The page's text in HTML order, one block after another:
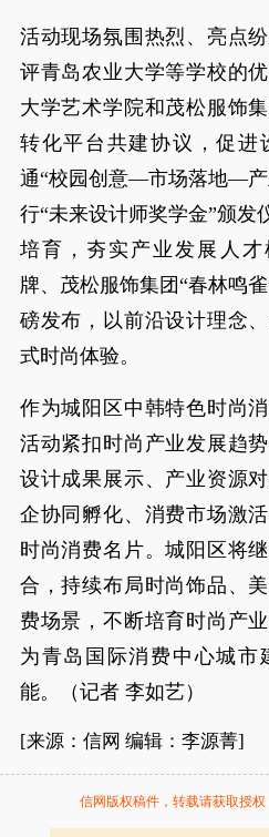
活动现场氛围热烈、亮点
评青岛农业大学等学校的
大学艺术学院和茂松服饰
转化平台共建协议，促进
通“校园创意—市场落地—产
行“未来设计师奖学金”颁发
培育，夯实产业发展人才
牌、茂松服饰集团“春林鸣
磅发布，以前沿设计理念
式时尚体验。
作为城阳区中韩特色时尚
活动紧扣时尚产业发展趋
设计成果展示、产业资源
企协同孵化、消费市场激
时尚消费名片。城阳区将
合，持续布局时尚饰品、
费场景，不断培育时尚产
为青岛国际消费中心城市
能。（记者 李如艺）
[来源：信网 编辑：李源菁]
信网版权稿件，转载请获取授权